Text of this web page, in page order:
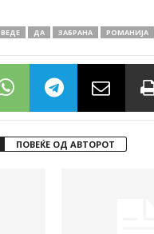
ДА ЗАБРАНА РОМАНИЈА
ПОВЕЌЕ ОД АВТОРОТ